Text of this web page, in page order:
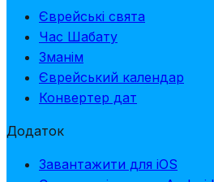
Єврейські свята
Час Шабату
Зманім
Єврейський календар
Конвертер дат
Додаток
Завантажити для iOS